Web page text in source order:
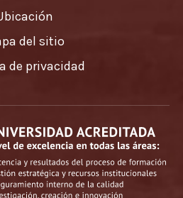
del sitio
de privacidad